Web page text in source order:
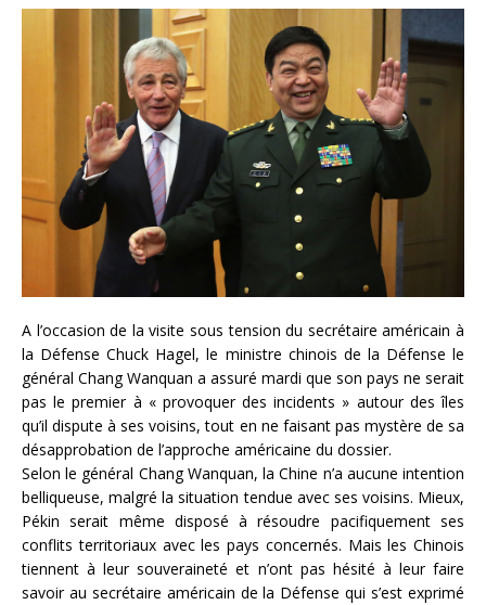
A l’occasion de la visite sous tension du secrétaire américain à
la Défense Chuck Hagel, le ministre chinois de la Défense le
général Chang Wanquan a assuré mardi que son pays ne serait
pas le premier à « provoquer des incidents » autour des îles
qu’il dispute à ses voisins, tout en ne faisant pas mystère de sa
désapprobation de l’approche américaine du dossier.
Selon le général Chang Wanquan, la Chine n’a aucune intention
belliqueuse, malgré la situation tendue avec ses voisins. Mieux,
Pékin serait même disposé à résoudre pacifiquement ses
conflits territoriaux avec les pays concernés. Mais les Chinois
tiennent à leur souveraineté et n’ont pas hésité à leur faire
savoir au secrétaire américain de la Défense qui s’est exprimé